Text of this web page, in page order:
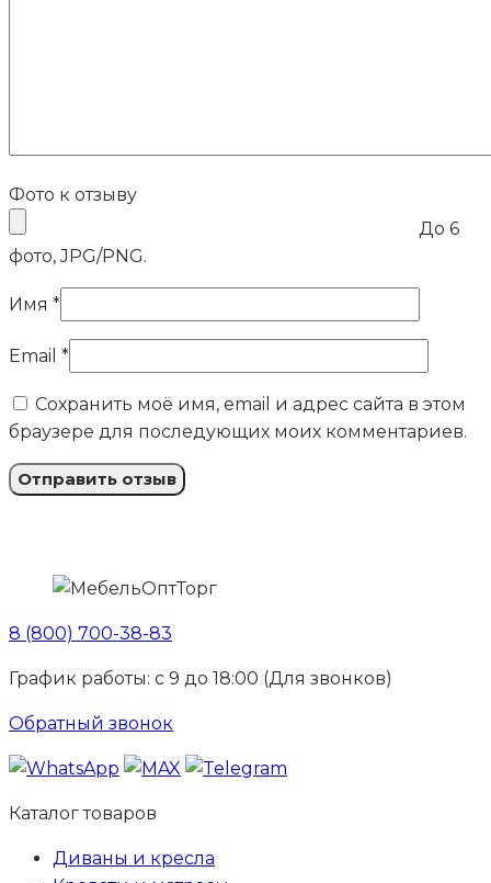
Фото к отзыву
До 6
фото, JPG/PNG.
Имя *
Email *
Сохранить моё имя, email и адрес сайта в этом
браузере для последующих моих комментариев.
8 (800) 700-38-83
График работы: с 9 до 18:00 (Для звонков)
Обратный звонок
Каталог товаров
Диваны и кресла